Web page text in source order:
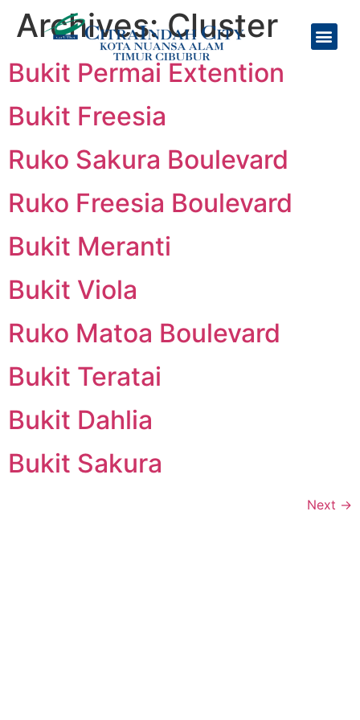
Archives:Cluster
Bukit Permai Extention
Bukit Freesia
Ruko Sakura Boulevard
Ruko Freesia Boulevard
Bukit Meranti
Bukit Viola
Ruko Matoa Boulevard
Bukit Teratai
Bukit Dahlia
Bukit Sakura
Next →